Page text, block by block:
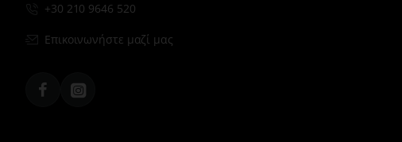
+30 210 9646 520
Επικοινωνήστε μαζί μας
FacebookInstagram